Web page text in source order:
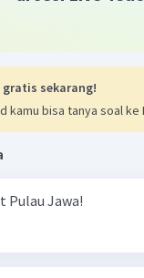
gratis sekarang!
kamu bisa tanya soal
Pulau Jawa!